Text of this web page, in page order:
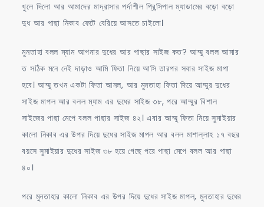
খুলে দিলো আর আমাদের মাদ্রাসার পর্দাশীল প্রিন্সিপাল ম্যাডামের বড়ো বড়ো
দুধ আর পাছা নিকাব ফেটে বেরিয়ে আসতে চাইলো।
মুনতাহা বলল ম্যাম আপনার দুধের আর পাছার সাইজ কত? আম্মু বলল আমার
ত সঠিক মনে নেই দাড়াও আমি ফিতা নিয়ে আসি তারপর সবার সাইজ মাপা
হবে। আম্মু তখন একটা ফিতা আনল, আর মুনতাহা ফিতা দিয়ে আম্মুর দুধের
সাইজ মাপল আর বলল ম্যাম এর দুধের সাইজ ৩৮, পরে আম্মুর বিশাল
সাইজের পাছা মেপে বলল পাছার সাইজ ৪২। এবার আম্মু ফিতা নিয়ে সুমাইয়ার
কালো নিকাব এর উপর দিয়ে দুধের সাইজ মাপল আর বলল মাশাল্লাহ ১৭ বছর
বয়সে সুমাইয়ার দুধের সাইজ ৩৮ হয়ে গেছে পরে পাছা মেপে বলল আর পাছা
৪০।
পরে মুনতাহার কালো নিকাব এর উপর দিয়ে দুধের সাইজ মাপল, মুনতাহার দুধের